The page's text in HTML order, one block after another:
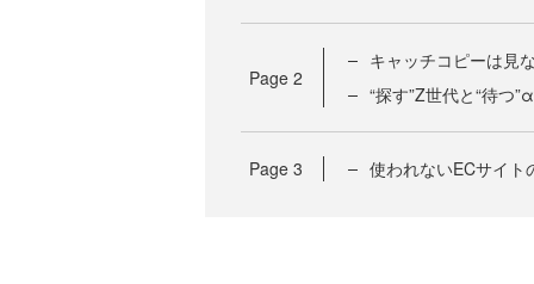
Page 2
キャッチコピーは見
“探す”Z世代と“待つ
Page 3 使われないECサイ